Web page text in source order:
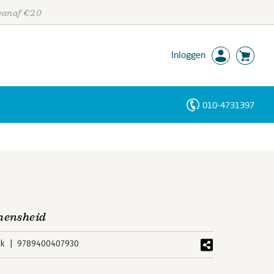
€20
Inloggen
010-4731397
9789400407930
Personen